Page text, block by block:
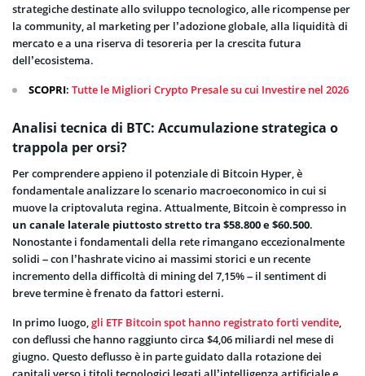
strategiche destinate allo sviluppo tecnologico, alle ricompense per
la community, al marketing per l’adozione globale, alla liquidità di
mercato e a una riserva di tesoreria per la crescita futura
dell’ecosistema.
SCOPRI: Tutte le Migliori Crypto Presale su cui Investire nel 2026
Analisi tecnica di BTC: Accumulazione strategica o
trappola per orsi?
Per comprendere appieno il potenziale di Bitcoin Hyper, è
fondamentale analizzare lo scenario macroeconomico in cui si
muove la criptovaluta regina. Attualmente, Bitcoin è compresso in
un canale laterale piuttosto stretto tra $58.800 e $60.500.
Nonostante i fondamentali della rete rimangano eccezionalmente
solidi – con l’hashrate vicino ai massimi storici e un recente
incremento della difficoltà di mining del 7,15% – il sentiment di
breve termine è frenato da fattori esterni.
In primo luogo,gli ETF Bitcoin spot hanno registrato forti vendite,
con deflussi che hanno raggiunto circa $4,06 miliardi nel mese di
giugno. Questo deflusso è in parte guidato dalla rotazione dei